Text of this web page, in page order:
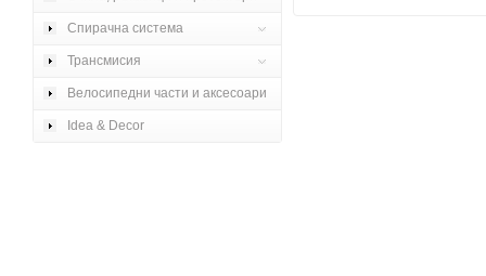
Спирачна система
Трансмисия
Велосипедни части и аксесоари
Idea & Decor